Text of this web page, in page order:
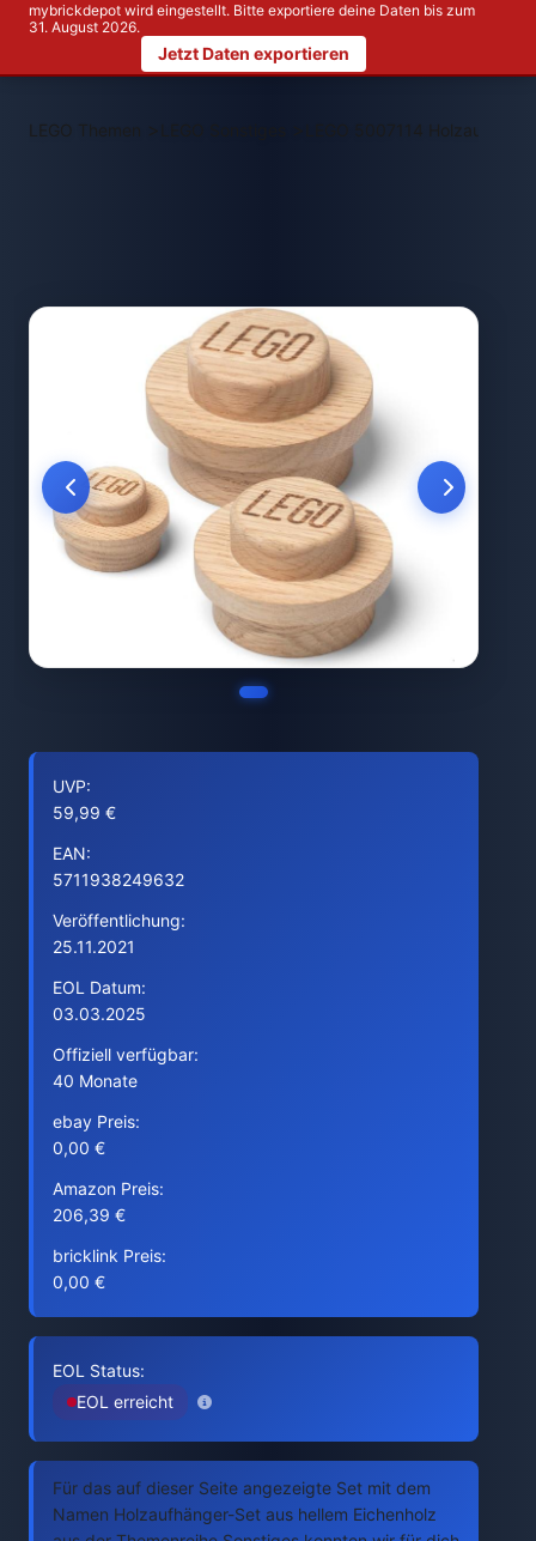
mybrickdepot wird eingestellt. Bitte exportiere deine Daten bis zum
31. August 2026.
Jetzt Daten exportieren
LEGO Themen > LEGO 5007114
UVP:
59,99 €
EAN:
5711938249632
Veröffentlichung:
25.11.2021
EOL Datum:
03.03.2025
Offiziell verfügbar:
40 Monate
ebay Preis:
0,00 €
Amazon Preis:
206,39 €
bricklink Preis:
0,00 €
EOL Status:
EOL erreicht
Für das auf dieser Seite angezeigte Set mit dem
Namen Holzaufhänger-Set aus hellem Eichenholz